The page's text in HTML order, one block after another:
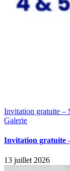
Invitation gratuite –
Galerie
Invitation gratuite
13 juillet 2026